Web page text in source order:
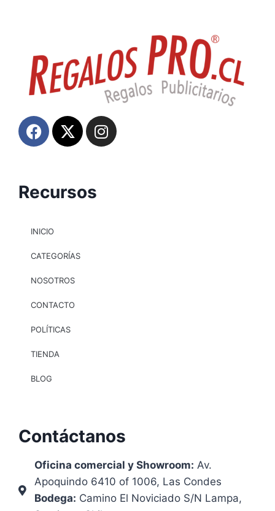
Contáctanos
Oficina comercial y Showroom: Av.
Apoquindo 6410 of 1006, Las Condes
Bodega: Camino El Noviciado S/N Lampa,
Recursos
INICIO
CATEGORÍAS
NOSOTROS
CONTACTO
POLÍTICAS
TIENDA
BLOG